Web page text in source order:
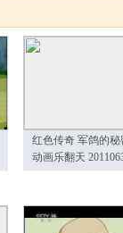
红色传奇 军鸽的秘
动画乐翻天